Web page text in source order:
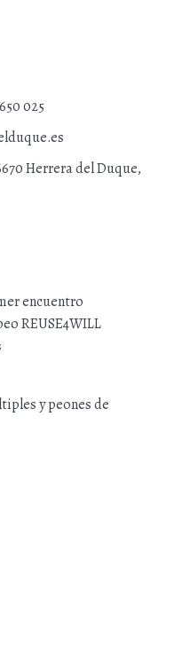
025
Herrera del Duque,
encuentro
REUSE4WILL
y peones de